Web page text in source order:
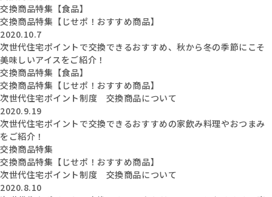
交換商品特集【食品】
交換商品特集【じせポ！おすすめ商品】
2020.10.7
次世代住宅ポイントで交換できるおすすめ、秋から冬の季節にこそ
美味しいアイスをご紹介！
交換商品特集【食品】
交換商品特集【じせポ！おすすめ商品】
次世代住宅ポイント制度 交換商品について
2020.9.19
次世代住宅ポイントで交換できるおすすめの家飲み料理やおつまみ
をご紹介！
交換商品特集
交換商品特集【じせポ！おすすめ商品】
次世代住宅ポイント制度 交換商品について
2020.8.10